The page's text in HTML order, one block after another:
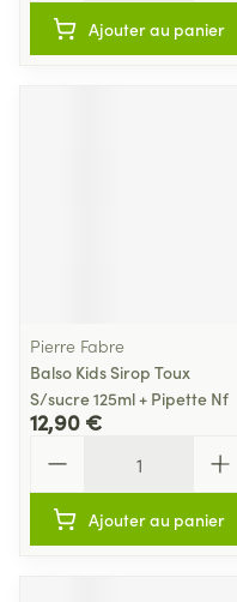
Ajouter au panier
Pierre Fabre
Balso Kids Sirop Toux
S/sucre 125ml + Pipette Nf
12,90 €
Ajouter au panier